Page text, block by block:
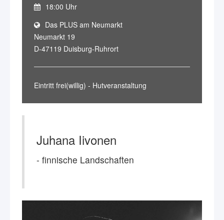
18:00 Uhr
Das PLUS am Neumarkt
Neumarkt 19
D-47119 Duisburg-Ruhrort
Eintritt frei(willig) - Hutveranstaltung
Juhana Iivonen
- finnische Landschaften